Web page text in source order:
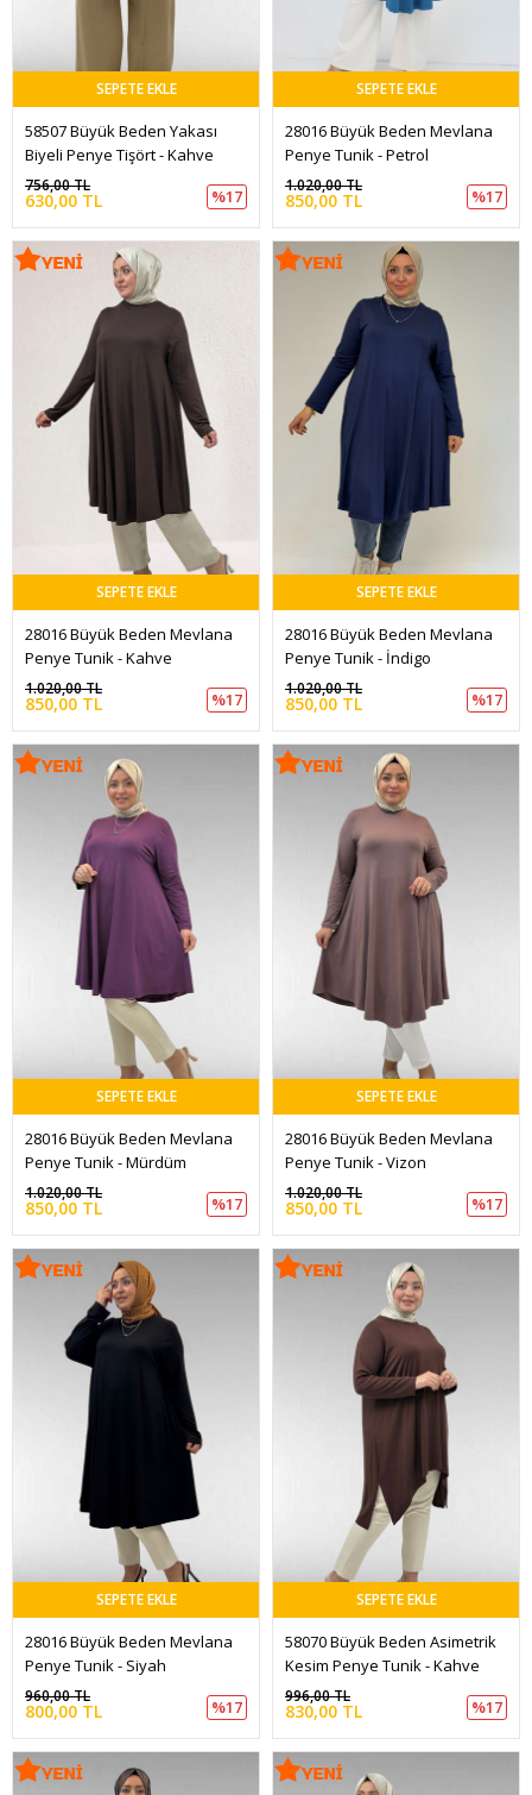
SEPETE EKLE
58507 Büyük Beden Yakası
Biyeli Penye Tişört - Kahve
630,00 TL
756,00 TL
%17
SEPETE EKLE
28016 Büyük Beden Mevlana
Penye Tunik - Petrol
850,00 TL
1.020,00 TL
%17
SEPETE EKLE
28016 Büyük Beden Mevlana
Penye Tunik - Kahve
850,00 TL
1.020,00 TL
%17
SEPETE EKLE
28016 Büyük Beden Mevlana
Penye Tunik - İndigo
850,00 TL
1.020,00 TL
%17
SEPETE EKLE
28016 Büyük Beden Mevlana
Penye Tunik - Mürdüm
850,00 TL
1.020,00 TL
%17
SEPETE EKLE
28016 Büyük Beden Mevlana
Penye Tunik - Vizon
850,00 TL
1.020,00 TL
%17
SEPETE EKLE
28016 Büyük Beden Mevlana
Penye Tunik - Siyah
800,00 TL
960,00 TL
%17
SEPETE EKLE
58070 Büyük Beden Asimetrik
Kesim Penye Tunik - Kahve
830,00 TL
996,00 TL
%17